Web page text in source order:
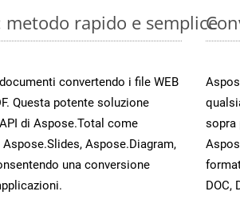
metodo rapido e semplice
convertendo i file WEB
Questa potente soluzione
di Aspose.Total come
Aspose.Diagram,
una conversione
sopra
DOC,